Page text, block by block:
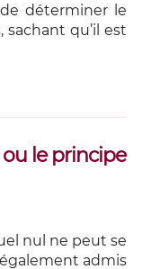
déterminer le
qu’il est
le principe
nul ne peut se
admis